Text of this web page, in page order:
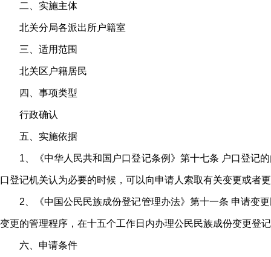
二、实施主体
北关分局各派出所户籍室
三、适用范围
北关区户籍居民
四、事项类型
行政确认
五、实施依据
1、《中华人民共和国户口登记条例》第十七条 户口登记
口登记机关认为必要的时候，可以向申请人索取有关变更或者
2、《中国公民民族成份登记管理办法》第十一条 申请变
变更的管理程序，在十五个工作日内办理公民民族成份变更登
六、申请条件